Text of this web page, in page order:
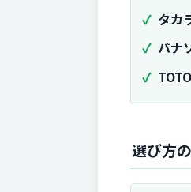
タカ
パナ
TOTO
選び方